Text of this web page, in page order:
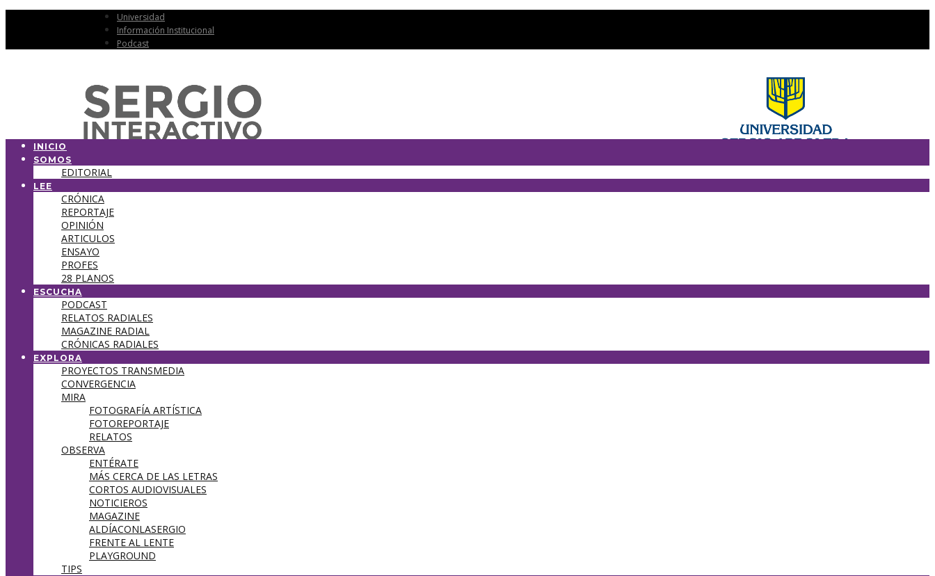
Universidad
Información Institucional
Podcast
INICIO
SOMOS
EDITORIAL
LEE
CRÓNICA
REPORTAJE
OPINIÓN
ARTICULOS
ENSAYO
PROFES
28 PLANOS
ESCUCHA
PODCAST
RELATOS RADIALES
MAGAZINE RADIAL
CRÓNICAS RADIALES
EXPLORA
PROYECTOS TRANSMEDIA
CONVERGENCIA
MIRA
FOTOGRAFÍA ARTÍSTICA
FOTOREPORTAJE
RELATOS
OBSERVA
ENTÉRATE
MÁS CERCA DE LAS LETRAS
CORTOS AUDIOVISUALES
NOTICIEROS
MAGAZINE
ALDÍACONLASERGIO
FRENTE AL LENTE
PLAYGROUND
TIPS